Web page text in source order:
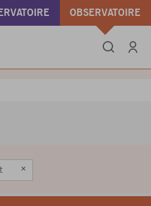
OBSERVATOIRE
DÉCHETS &
×